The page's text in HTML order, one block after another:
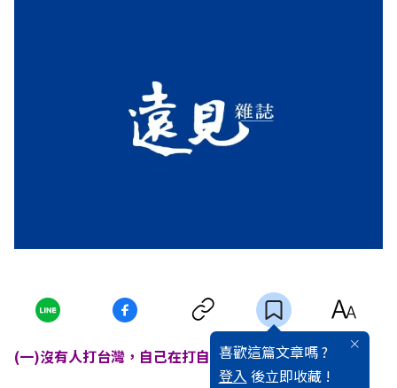
喜歡這篇文章嗎 ?
登入 後立即收藏 !
(一)沒有人打台灣，自己在打自己